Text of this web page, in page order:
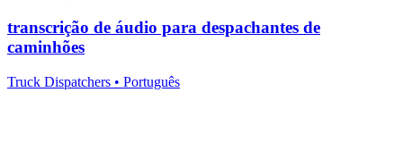
transcrição de áudio para despachantes de
caminhões
Truck Dispatchers • Português